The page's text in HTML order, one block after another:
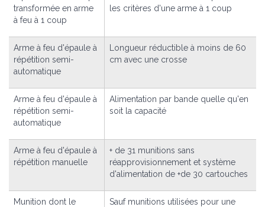
transformée en arme
à feu à 1 coup
les critères d'une arme à 1 coup
Arme à feu d'épaule à
répétition semi-
automatique
Longueur réductible à moins de 60
cm avec une crosse
Arme à feu d'épaule à
répétition semi-
automatique
Alimentation par bande quelle qu'en
soit la capacité
Arme à feu d'épaule à
répétition manuelle
+ de 31 munitions sans
réapprovisionnement et système
d'alimentation de +de 30 cartouches
Munition dont le
Sauf munitions utilisées pour une